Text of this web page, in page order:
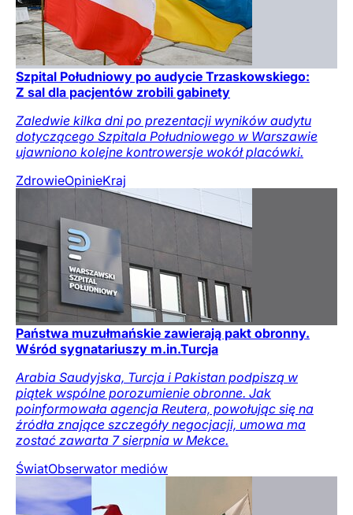
Szpital Południowy po audycie Trzaskowskiego:
Z sal dla pacjentów zrobili gabinety
Zaledwie kilka dni po prezentacji wyników audytu
dotyczącego Szpitala Południowego w Warszawie
ujawniono kolejne kontrowersje wokół placówki.
ZdrowieOpinieKraj
Państwa muzułmańskie zawierają pakt obronny.
Wśród sygnatariuszy m.in.Turcja
Arabia Saudyjska, Turcja i Pakistan podpiszą w
piątek wspólne porozumienie obronne. Jak
poinformowała agencja Reutera, powołując się na
źródła znające szczegóły negocjacji, umowa ma
zostać zawarta 7 sierpnia w Mekce.
ŚwiatObserwator mediów